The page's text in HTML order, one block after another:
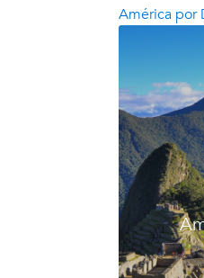
América por